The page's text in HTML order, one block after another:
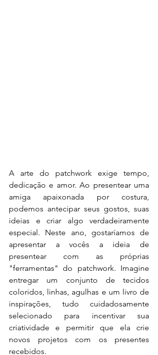
A arte do patchwork exige tempo,
dedicação e amor. Ao presentear uma
amiga apaixonada por costura,
podemos antecipar seus gostos, suas
ideias e criar algo verdadeiramente
especial. Neste ano, gostaríamos de
apresentar a vocês a ideia de
presentear com as próprias
"ferramentas" do patchwork. Imagine
entregar um conjunto de tecidos
coloridos, linhas, agulhas e um livro de
inspirações, tudo cuidadosamente
selecionado para incentivar sua
criatividade e permitir que ela crie
novos projetos com os presentes
recebidos.